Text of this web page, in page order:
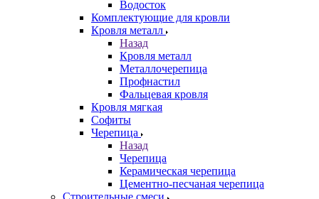
Водосток
Комплектующие для кровли
Кровля металл
Назад
Кровля металл
Металлочерепица
Профнастил
Фальцевая кровля
Кровля мягкая
Софиты
Черепица
Назад
Черепица
Керамическая черепица
Цементно-песчаная черепица